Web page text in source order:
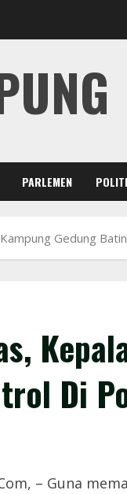
PARLEMEN
Gedung
Di
– Guna